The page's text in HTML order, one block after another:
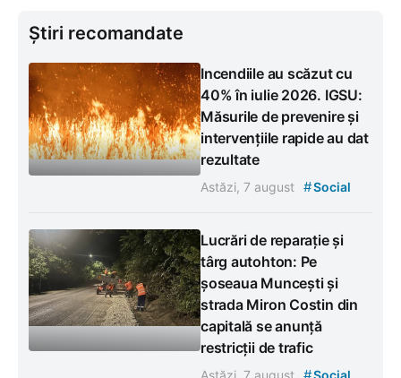
Știri recomandate
Incendiile au scăzut cu
40% în iulie 2026. IGSU:
Măsurile de prevenire și
intervențiile rapide au dat
rezultate
Astăzi, 7 august #Social
Lucrări de reparație și
târg autohton: Pe
șoseaua Muncești și
strada Miron Costin din
capitală se anunță
restricții de trafic
Astăzi, 7 august Social